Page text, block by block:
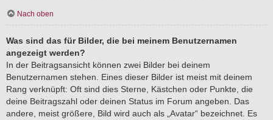
Nach oben
Was sind das für Bilder, die bei meinem Benutzernamen
angezeigt werden?
In der Beitragsansicht können zwei Bilder bei deinem
Benutzernamen stehen. Eines dieser Bilder ist meist mit deinem
Rang verknüpft: Oft sind dies Sterne, Kästchen oder Punkte, die
deine Beitragszahl oder deinen Status im Forum angeben. Das
andere, meist größere, Bild wird auch als „Avatar“ bezeichnet. Es